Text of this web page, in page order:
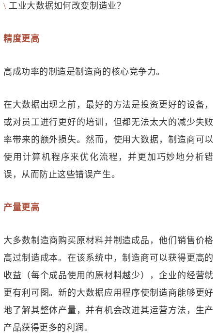
\ 工业大数据如何改变制造业？
精度更高
高成功率的制造是制造商的核心竞争力。
在大数据出现之前，最好的方法是投资更好的设备，
或对员工进行更好的培训，但都无法太大的减少失败
率带来的额外损失。然而，使用大数据，制造商可以
使用计算机程序来优化流程，并更加巧妙地分析错
误，从而防止这些错误产生。
产量更高
大多数制造商购买原材料并制造成品，他们销售价格
高过制造成本。在该系统中，制造商可以获得更高的
收益（每个成品使用的原材料越少），企业的经营就
更有利可图。新的大数据应用程序使制造商能够更好
地了解其整体产量，并有机会改进其运营方法，生产
产品获得更多的利润。